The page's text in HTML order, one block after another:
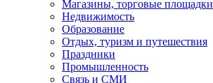
Магазины, торговые площадки
Недвижимость
Образование
Отдых, туризм и путешествия
Праздники
Промышленность
Связь и СМИ